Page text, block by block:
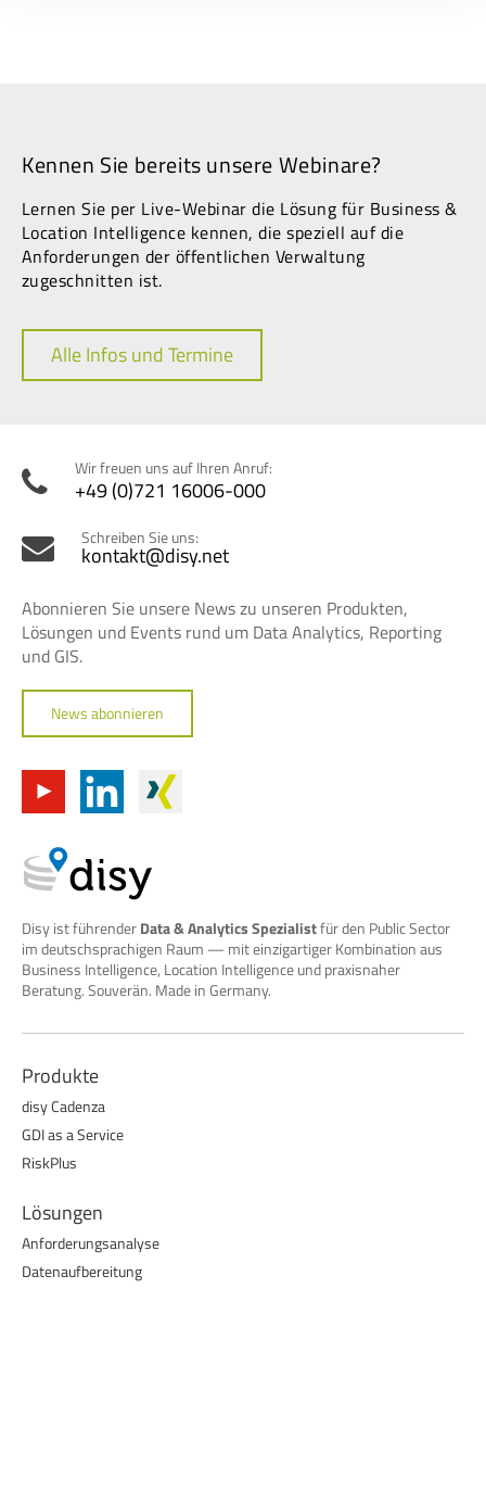
Kennen Sie bereits unsere Webinare?
Lernen Sie per Live-Webinar die Lösung für Business &
Location Intelligence kennen, die speziell auf die
Anforderungen der öffentlichen Verwaltung
zugeschnitten ist.
Alle Infos und Termine
Wir freuen uns auf Ihren Anruf:
+49 (0)721 16006-000
Schreiben Sie uns:
kontakt@disy.net
Abonnieren Sie unsere News zu unseren Produkten,
Lösungen und Events rund um Data Analytics, Reporting
und GIS.
News abonnieren
Disy ist führenderData & Analytics Spezialistfür den Public Sector
im deutschsprachigen Raum — mit einzigartiger Kombination aus
Business Intelligence, Location Intelligence und praxisnaher
Beratung. Souverän. Made in Germany.
Produkte
disy Cadenza
GDI as a Service
RiskPlus
Lösungen
Anforderungsanalyse
Datenaufbereitung